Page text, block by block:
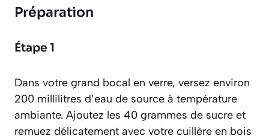
Préparation
Étape 1
Dans votre grand bocal en verre, versez environ
200 millilitres d’eau de source à température
ambiante. Ajoutez les 40 grammes de sucre et
remuez délicatement avec votre cuillère en bois